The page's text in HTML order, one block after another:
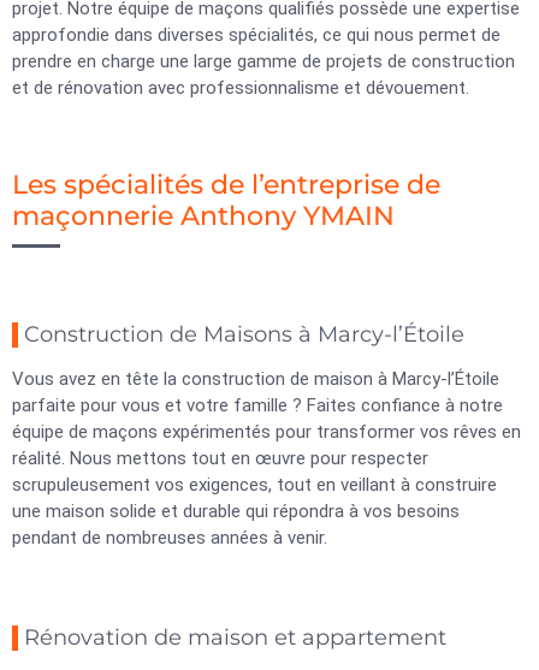
projet. Notre équipe de maçons qualifiés possède une expertise
approfondie dans diverses spécialités, ce qui nous permet de
prendre en charge une large gamme de projets de construction
et de rénovation avec professionnalisme et dévouement.
Les spécialités de l’entreprise de
maçonnerie Anthony YMAIN
Construction de Maisons à Marcy-l’Étoile
Vous avez en tête la construction de maison à Marcy-l’Étoile
parfaite pour vous et votre famille ? Faites confiance à notre
équipe de maçons expérimentés pour transformer vos rêves en
réalité. Nous mettons tout en œuvre pour respecter
scrupuleusement vos exigences, tout en veillant à construire
une maison solide et durable qui répondra à vos besoins
pendant de nombreuses années à venir.
Rénovation de maison et appartement